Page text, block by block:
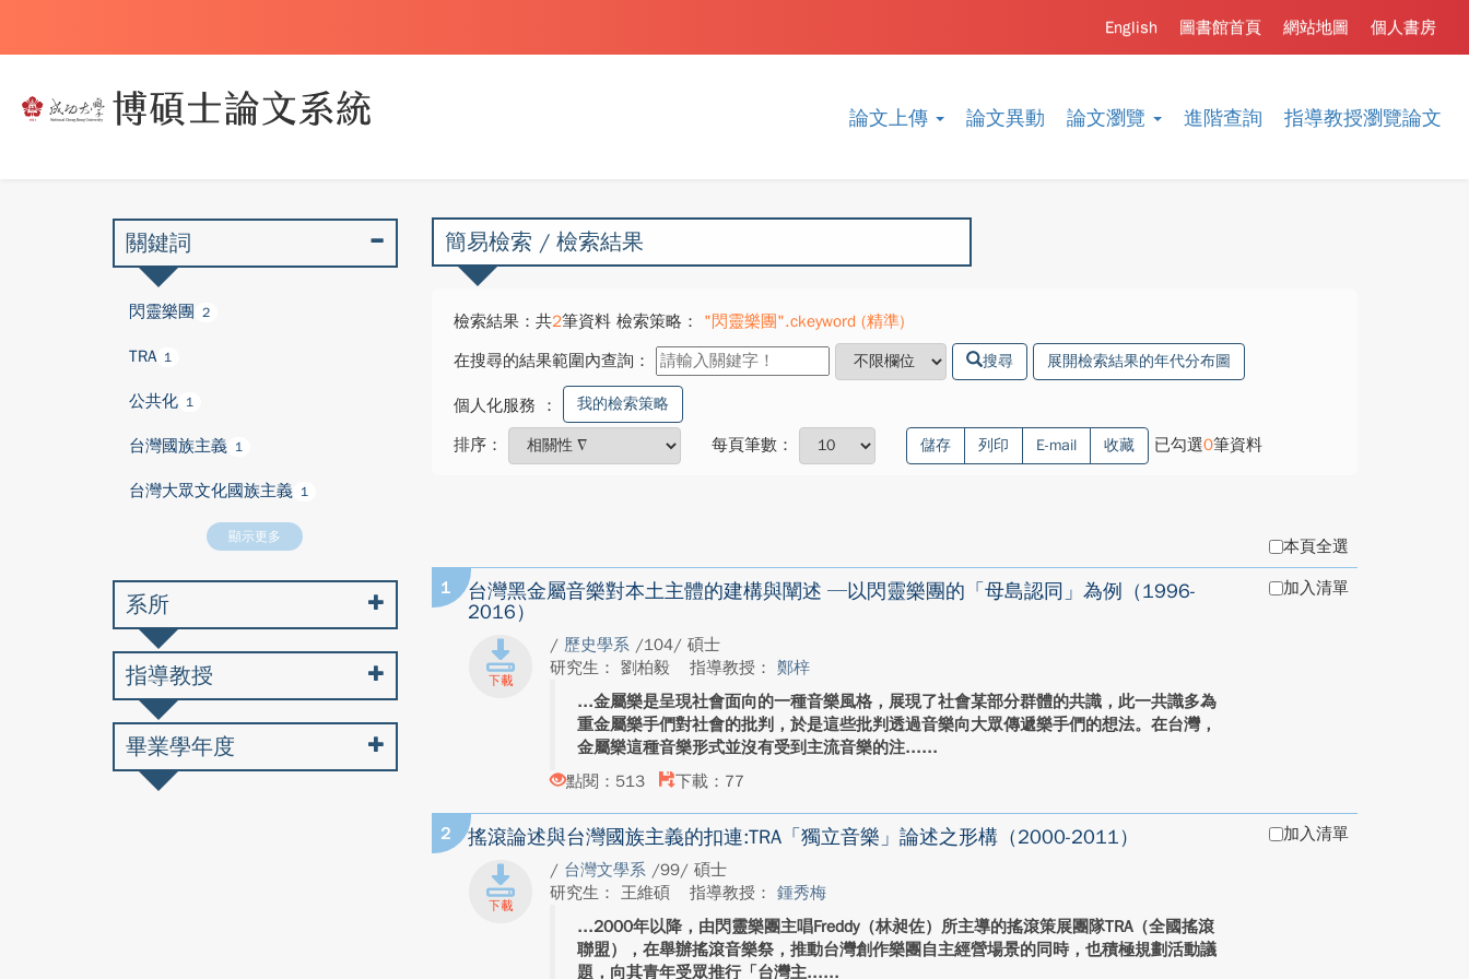
論文上傳 論文異動 論文瀏覽 進階查詢 指導教授瀏覽論文
個人書房
網站地圖
圖書館首頁
English
簡易檢索 / 檢索結果
檢索結果：共2筆資料 檢索策略：
"閃靈樂團".ckeyword (精準)
在搜尋的結果範圍內查詢：
搜尋 展開檢索結果的年代分布圖
個人化服務 ： 我的檢索策略
排序： 每頁筆數： 儲存 列印 E-mail 收藏 已勾選0筆資料
本頁全選
1
台灣黑金屬音樂對本土主體的建構與闡述 ─以閃靈樂團的「母島認同」為例（1996-
2016）
/ 歷史學系 /104/ 碩士
研究生： 劉柏毅
指導教授： 鄭梓
金屬樂是呈現社會面向的一種音樂風格，展現了社會某部分群體的共識，此一共識多為
重金屬樂手們對社會的批判，於是這些批判透過音樂向大眾傳遞樂手們的想法。在台灣，
金屬樂這種音樂形式並沒有受到主流音樂的注...
點閱：513
下載：77
加入清單
2 搖滾論述與台灣國族主義的扣連:TRA「獨立音樂」論述之形構（2000-2011）
/ 台灣文學系 /99/ 碩士
研究生： 王維碩
指導教授： 鍾秀梅
2000年以降，由閃靈樂團主唱Freddy（林昶佐）所主導的搖滾策展團隊TRA（全國搖滾
聯盟），在舉辦搖滾音樂祭，推動台灣創作樂團自主經營場景的同時，也積極規劃活動議
題，向其青年受眾推行「台灣主...
加入清單
關鍵詞
閃靈樂團 2
TRA 1
公共化 1
台灣國族主義 1
台灣大眾文化國族主義 1
顯示更多
系所
指導教授
畢業學年度